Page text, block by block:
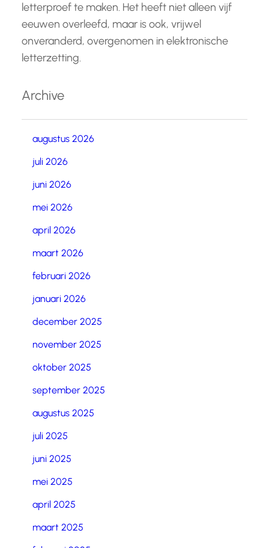
letterproef te maken. Het heeft niet alleen vijf
eeuwen overleefd, maar is ook, vrijwel
onveranderd, overgenomen in elektronische
letterzetting.
Archive
augustus 2026
juli 2026
juni 2026
mei 2026
april 2026
maart 2026
februari 2026
januari 2026
december 2025
november 2025
oktober 2025
september 2025
augustus 2025
juli 2025
juni 2025
mei 2025
april 2025
maart 2025